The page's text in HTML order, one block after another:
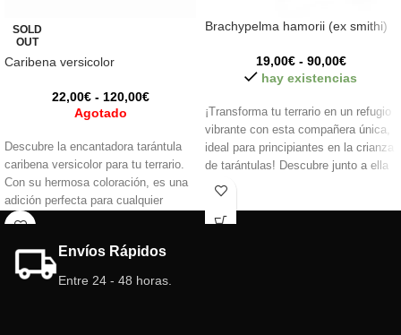
SOLD
OUT
Caribena versicolor
22,00€ - 120,00€
Agotado
Descubre la encantadora tarántula
caribena versicolor para tu terrario.
Con su hermosa coloración, es una
adición perfecta para cualquier
aficionado a las arañas.
previa con tarántulas o arácnidos en
general. Aporta belleza y fascinación
Brachypelma hamorii (ex smithi)
19,00€ - 90,00€
hay existencias
¡Transforma tu terrario en un refugio
vibrante con esta compañera única,
ideal para principiantes en la crianza
de tarántulas! Descubre junto a ella
el fascinante mundo de estos
aprendizaje inolvidable!
Envíos Rápidos
Entre 24 - 48 horas.